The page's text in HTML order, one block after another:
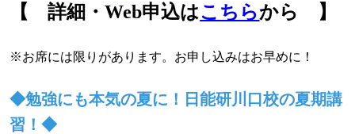
【 詳細・Web申込はこちらから 】
※お席には限りがあります。お申し込みはお早めに！
◆勉強にも本気の夏に！日能研川口校の夏期講
習！◆